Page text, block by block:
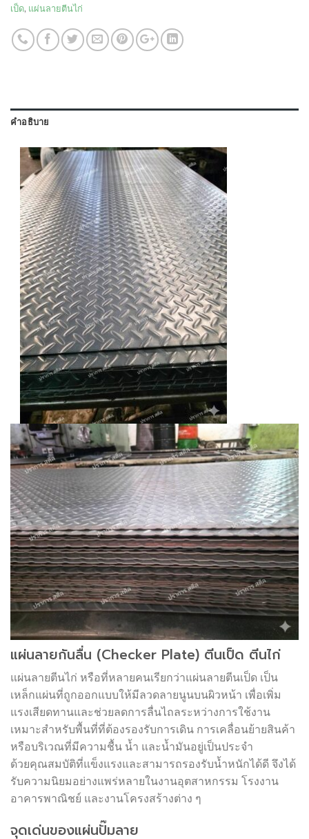
เป็ด, แผ่นลายตีนไก่
คำอธิบาย
แผ่นลายกันลื่น (Checker Plate) ตีนเป็ด ตีนไก่
แผ่นลายตีนไก่ หรือที่หลายคนเรียกว่าแผ่นลายตีนเป็ด เป็น
เหล็กแผ่นที่ถูกออกแบบให้มีลวดลายนูนบนผิวหน้า เพื่อเพิ่ม
แรงเสียดทานและช่วยลดการลื่นไถลระหว่างการใช้งาน
เหมาะสำหรับพื้นที่ที่ต้องรองรับการเดิน การเคลื่อนย้ายสินค้า
หรือบริเวณที่มีความชื้น น้ำ และน้ำมันอยู่เป็นประจำ
ด้วยคุณสมบัติที่แข็งแรงและสามารถรองรับน้ำหนักได้ดี จึงได้
รับความนิยมอย่างแพร่หลายในงานอุตสาหกรรม โรงงาน
อาคารพาณิชย์ และงานโครงสร้างต่าง ๆ
จุดเด่นของแผ่นปั๊มลาย